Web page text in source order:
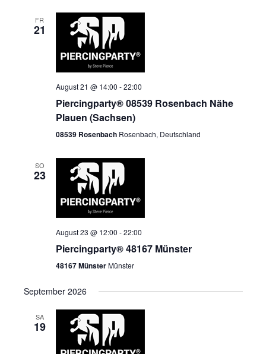
FR
21
August 21 @ 14:00 -22:00
Piercingparty® 08539 Rosenbach Nähe
Plauen (Sachsen)
08539 Rosenbach Rosenbach, Deutschland
SO
23
August 23 @ 12:00 -22:00
Piercingparty® 48167 Münster
48167 MünsterMünster
September 2026
SA
19